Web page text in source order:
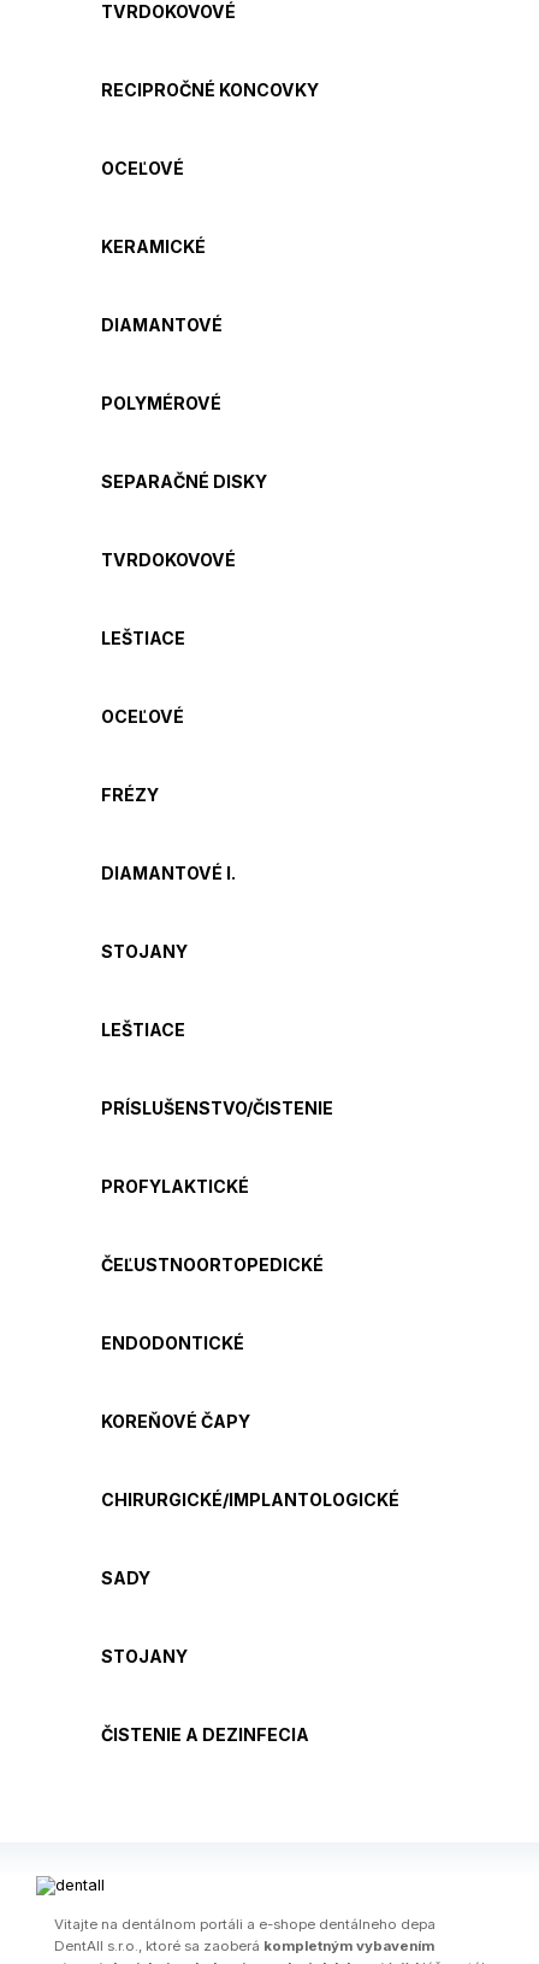
TVRDOKOVOVÉ
RECIPROČNÉ KONCOVKY
OCEĽOVÉ
KERAMICKÉ
DIAMANTOVÉ
POLYMÉROVÉ
SEPARAČNÉ DISKY
TVRDOKOVOVÉ
LEŠTIACE
OCEĽOVÉ
FRÉZY
DIAMANTOVÉ I.
STOJANY
LEŠTIACE
PRÍSLUŠENSTVO/ČISTENIE
PROFYLAKTICKÉ
ČEĽUSTNOORTOPEDICKÉ
ENDODONTICKÉ
KOREŇOVÉ ČAPY
CHIRURGICKÉ/IMPLANTOLOGICKÉ
SADY
STOJANY
ČISTENIE A DEZINFECIA
Vitajte na dentálnom portáli a e-shope dentálneho depa
DentAll s.r.o., ktoré sa zaoberá kompletným vybavením